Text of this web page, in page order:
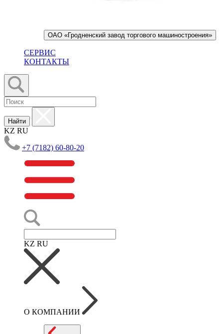
ОАО «Гродненский завод торгового машиностроения»
СЕРВИС
КОНТАКТЫ
Найти
KZ RU
+7 (7182) 60-80-20
KZ RU
О КОМПАНИИ